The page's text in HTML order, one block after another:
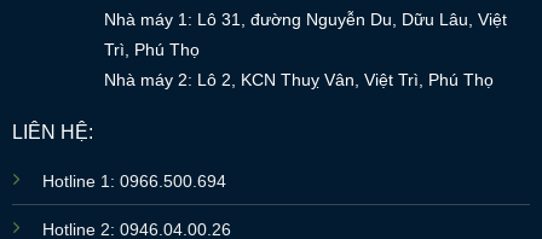
Nhà máy 1: Lô 31, đường Nguyễn Du, Dữu Lâu, Việt
Trì, Phú Thọ
Nhà máy 2: Lô 2, KCN Thuỵ Vân, Việt Trì, Phú Thọ
LIÊN HỆ:
Hotline 1: 0966.500.694
Hotline 2: 0946.04.00.26